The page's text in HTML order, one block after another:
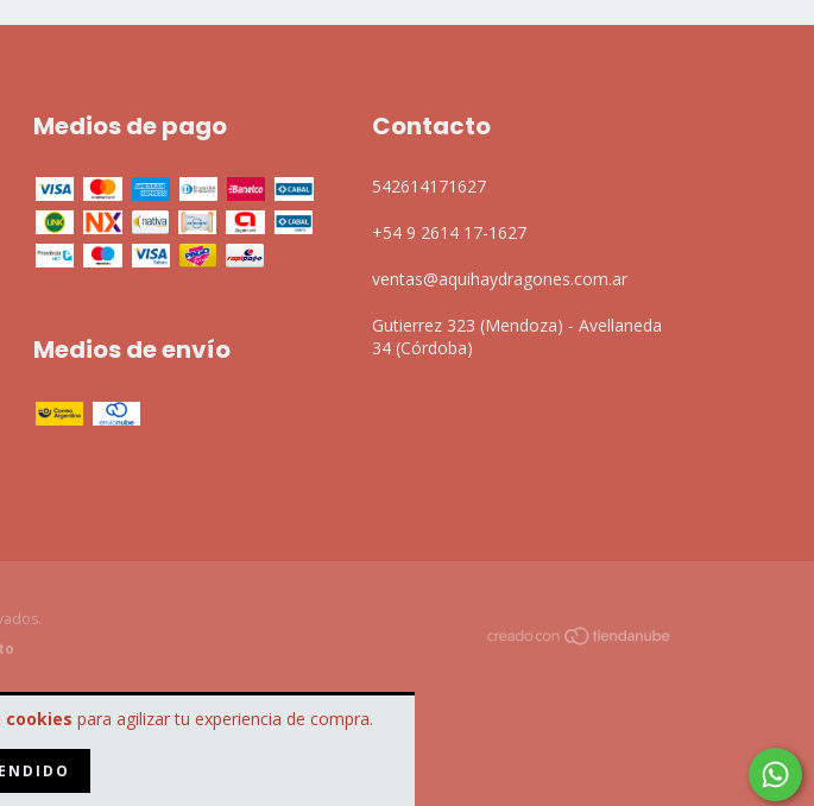
cookies para agilizar tu experiencia de compra.
Medios de pago
Medios de envío
Contacto
542614171627
+54 9 2614 17-1627
ventas@aquihaydragones.com.ar
Gutierrez 323 (Mendoza) - Avellaneda
34 (Córdoba)